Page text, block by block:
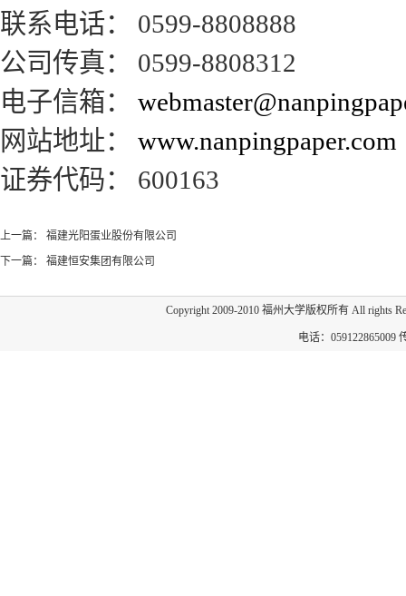
联系电话： 0599-8808888
公司传真： 0599-8808312
电子信箱：
网站地址： www.nanpingpaper.com
证券代码： 600163
上一篇：
福建光阳蛋业股份有限公司
下一篇：
福建恒安集团有限公司
Copyright 2009-2010 福州大学版权所有 All rights
电话：059122865009